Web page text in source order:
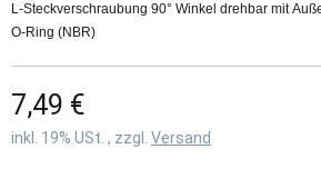
L-Steckverschraubung 90° Winkel drehbar mit
O-Ring (NBR)
7,49 €
inkl. 19% USt. , zzgl. Versand